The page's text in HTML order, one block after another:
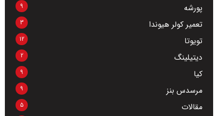
پورشه 9
تعمیر کولر هیوندا 3
تویوتا 12
دیتیلینگ 2
کیا 9
مرسدس بنز 9
مقالات 5